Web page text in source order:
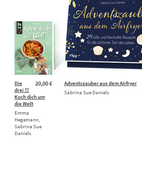
20,00 €
Die
drei !!!
Koch dich um
die Welt
Emma
Hegemann,
Sabrina Sue
Daniels
Adventszauber aus dem Airfryer
Sabrina Sue Daniels